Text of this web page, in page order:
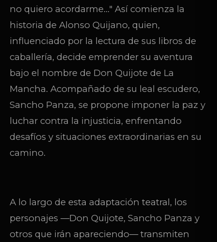
no quiero acordarme…" Así comienza la
historia de Alonso Quijano, quien,
influenciado por la lectura de sus libros de
caballería, decide emprender su aventura
bajo el nombre de Don Quijote de La
Mancha. Acompañado de su leal escudero,
Sancho Panza, se propone imponer la paz y
luchar contra la injusticia, enfrentando
desafíos y situaciones extraordinarias en su
camino.
A lo largo de esta adaptación teatral, los
personajes —Don Quijote, Sancho Panza y
otros que irán apareciendo— transmiten